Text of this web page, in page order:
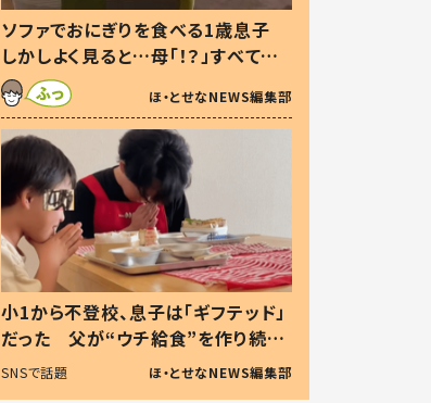
ソファでおにぎりを食べる1歳息子
しかしよく見ると…母「！？」すべてを
察した母の投稿に「可愛いから許
す！」「現行犯〜」
ほ・とせなNEWS編集部
小1から不登校、息子は「ギフテッド」
だった 父が“ウチ給食”を作り続け
る理由とは #令和の親 #令和の子
SNSで話題 ほ・とせなNEWS編集部